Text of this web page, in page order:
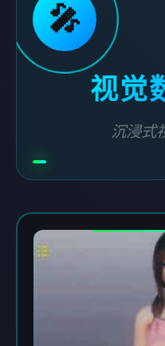
🎤
视觉
沉浸式